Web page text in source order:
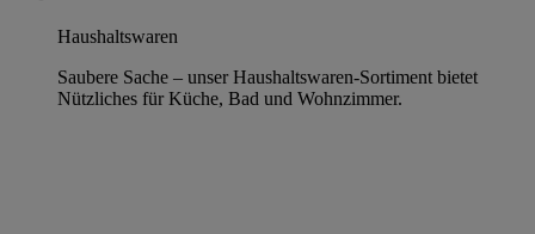
Haushaltswaren
Saubere Sache – unser Haushaltswaren-Sortiment bietet
Nützliches für Küche, Bad und Wohnzimmer.